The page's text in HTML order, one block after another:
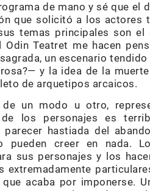
de mano y sé que el
que solicitó a los actores
temas principales son
Odin Teatret me hacen
un escenario
y la idea de la
de arquetipos arcaicos.
un modo u otro,
los personajes es
hastiada del
pueden creer en nada.
sus personajes y los
extremadamente
acaba por imponerse.